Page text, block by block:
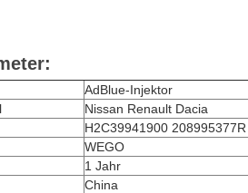
AdBlue-Injektor
Nissan Renault Dacia
H2C39941900
WEGO
1 Jahr
China